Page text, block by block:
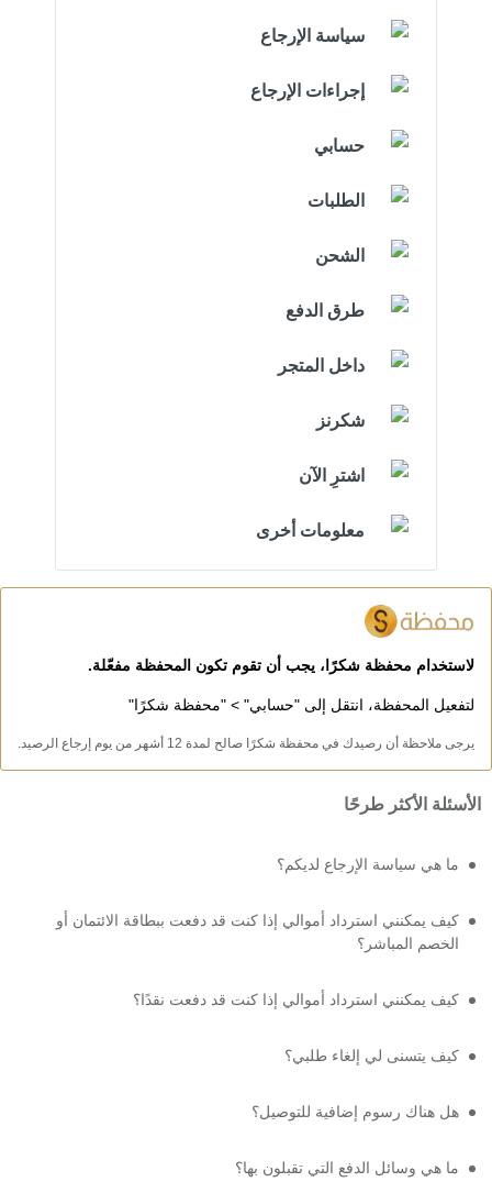
سياسة الإرجاع
إجراءات الإرجاع
حسابي
الطلبات
الشحن
طرق الدفع
داخل المتجر
شكرنز
اشترِ الآن
معلومات أخرى
لاستخدام محفظة شكرًا، يجب أن تقوم تكون المحفظة مفعّلة.
لتفعيل المحفظة، انتقل إلى "حسابي" > "محفظة شكرًا"
يرجى ملاحظة أن رصيدك في محفظة شكرًا صالح لمدة 12 أشهر من يوم إرجاع الرصيد.
الأسئلة الأكثر طرحًا
ما هي سياسة الإرجاع لديكم؟
كيف يمكنني استرداد أموالي إذا كنت قد دفعت ببطاقة الائتمان أو
الخصم المباشر؟
كيف يمكنني استرداد أموالي إذا كنت قد دفعت نقدًا؟
كيف يتسنى لي إلغاء طلبي؟
هل هناك رسوم إضافية للتوصيل؟
ما هي وسائل الدفع التي تقبلون بها؟